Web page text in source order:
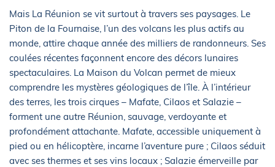
Mais La Réunion se vit surtout à travers ses paysages. Le
Piton de la Fournaise, l’un des volcans les plus actifs au
monde, attire chaque année des milliers de randonneurs. Ses
coulées récentes façonnent encore des décors lunaires
spectaculaires. La Maison du Volcan permet de mieux
comprendre les mystères géologiques de l’île. À l’intérieur
des terres, les trois cirques – Mafate, Cilaos et Salazie –
forment une autre Réunion, sauvage, verdoyante et
profondément attachante. Mafate, accessible uniquement à
pied ou en hélicoptère, incarne l’aventure pure ; Cilaos séduit
avec ses thermes et ses vins locaux ; Salazie émerveille par